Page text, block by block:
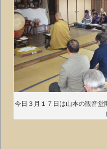
今日３月１７日は山本の観音堂